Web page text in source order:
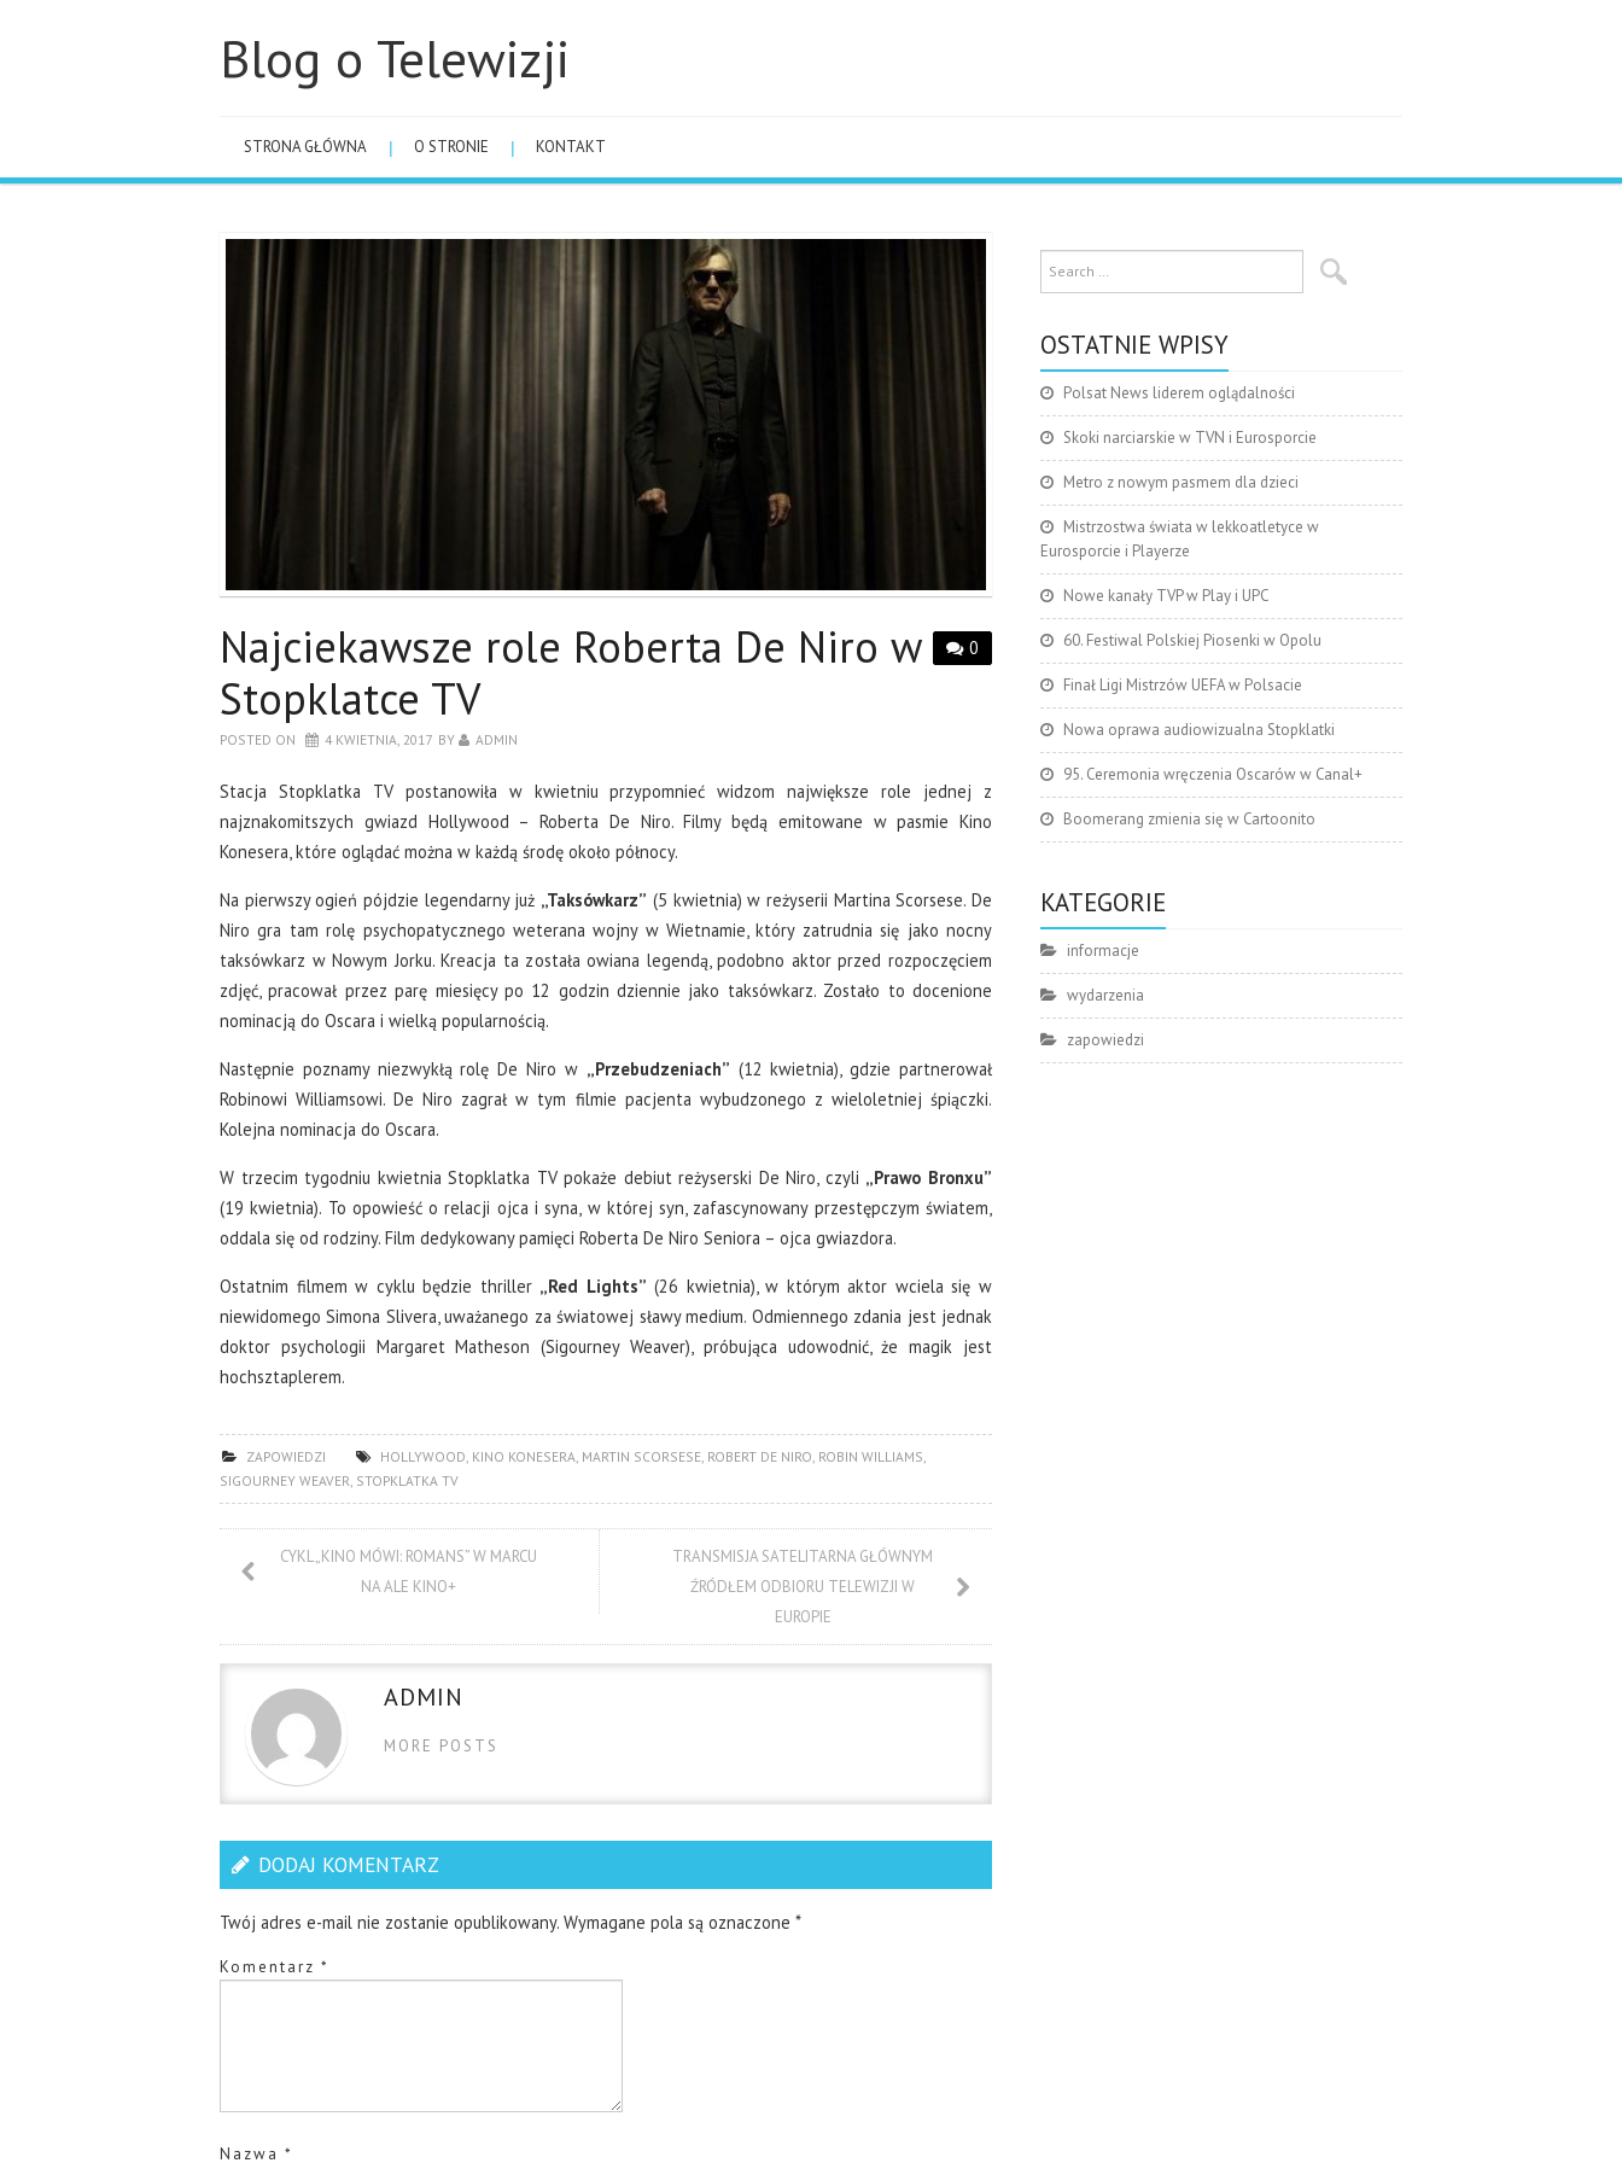
Blog o Telewizji
STRONA GŁÓWNA O STRONIE KONTAKT
0
Najciekawsze role Roberta De Niro w
Stopklatce TV
POSTED ON 4 KWIETNIA, 2017 BY ADMIN
Stacja Stopklatka TV postanowiła w kwietniu przypomnieć widzom największe role jednej z
najznakomitszych gwiazd Hollywood – Roberta De Niro. Filmy będą emitowane w pasmie Kino
Konesera, które oglądać można w każdą środę około północy.
Na pierwszy ogień pójdzie legendarny już „Taksówkarz” (5 kwietnia) w reżyserii Martina Scorsese. De
Niro gra tam rolę psychopatycznego weterana wojny w Wietnamie, który zatrudnia się jako nocny
taksówkarz w Nowym Jorku. Kreacja ta została owiana legendą, podobno aktor przed rozpoczęciem
zdjęć, pracował przez parę miesięcy po 12 godzin dziennie jako taksówkarz. Zostało to docenione
nominacją do Oscara i wielką popularnością.
Następnie poznamy niezwykłą rolę De Niro w „Przebudzeniach” (12 kwietnia), gdzie partnerował
Robinowi Williamsowi. De Niro zagrał w tym filmie pacjenta wybudzonego z wieloletniej śpiączki.
Kolejna nominacja do Oscara.
W trzecim tygodniu kwietnia Stopklatka TV pokaże debiut reżyserski De Niro, czyli „Prawo Bronxu”
(19 kwietnia). To opowieść o relacji ojca i syna, w której syn, zafascynowany przestępczym światem,
oddala się od rodziny. Film dedykowany pamięci Roberta De Niro Seniora – ojca gwiazdora.
Ostatnim filmem w cyklu będzie thriller „Red Lights” (26 kwietnia), w którym aktor wciela się w
niewidomego Simona Slivera, uważanego za światowej sławy medium. Odmiennego zdania jest jednak
doktor psychologii Margaret Matheson (Sigourney Weaver), próbująca udowodnić, że magik jest
hochsztaplerem.
ZAPOWIEDZI HOLLYWOOD KINO KONESERA MARTIN SCORSESE, ROBERT DE NIRO ROBIN WILLIAMS
SIGOURNEY WEAVER STOPKLATKA TV
CYKL „KINO MÓWI: ROMANS” W MARCU
NA ALE KINO+
TRANSMISJA SATELITARNA GŁÓWNYM
ŹRÓDŁEM ODBIORU TELEWIZJI W
EUROPIE
ADMIN
MORE POSTS
DODAJ KOMENTARZ
Twój adres e-mail nie zostanie opublikowany. Wymagane pola są oznaczone *
Komentarz *
Nazwa *
OSTATNIE WPISY
Polsat News liderem oglądalności
Skoki narciarskie w TVN i Eurosporcie
Metro z nowym pasmem dla dzieci
Mistrzostwa świata w lekkoatletyce w
Eurosporcie i Playerze
Nowe kanały TVP w Play i UPC
60. Festiwal Polskiej Piosenki w Opolu
Finał Ligi Mistrzów UEFA w Polsacie
Nowa oprawa audiowizualna Stopklatki
95. Ceremonia wręczenia Oscarów w Canal+
Boomerang zmienia się w Cartoonito
KATEGORIE
informacje
wydarzenia
zapowiedzi